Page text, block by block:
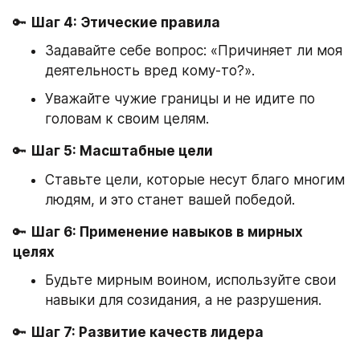
🔑 Шаг 4: Этические правила
Задавайте себе вопрос: «Причиняет ли моя
деятельность вред кому-то?».
Уважайте чужие границы и не идите по
головам к своим целям.
🔑 Шаг 5: Масштабные цели
Ставьте цели, которые несут благо многим
людям, и это станет вашей победой.
🔑 Шаг 6: Применение навыков в мирных
целях
Будьте мирным воином, используйте свои
навыки для созидания, а не разрушения.
🔑 Шаг 7: Развитие качеств лидера